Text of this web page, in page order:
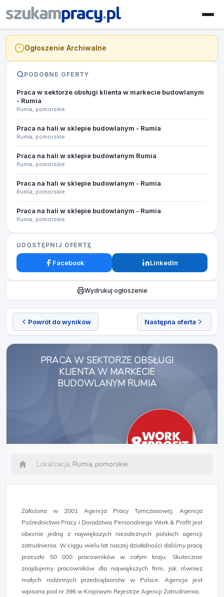
Powrót do wyników Następna oferta
PRACA W SEKTORZE OBSŁUGI
KLIENTA W MARKECIE
BUDOWLANYM RUMIA
Lokalizacja: Rumia, pomorskie
Założona w 2001 Agencja Pracy Tymczasowej, Agencja
Pośrednictwa Pracy i Doradztwa Personalnego Work & Profit jest
obecnie jedną z największych niezależnych polskich agencji
zatrudnienia. W ciągu wielu lat naszej działalności daliśmy pracę
przeszło 50 000 pracowników w całym kraju. Skutecznie
znajdujemy pracowników dla największych firm, jak również
małych rodzinnych przedsiębiorstw w Polsce. Agencja jest
wpisana pod nr 396 w Krajowym Rejestrze Agencji Zatrudnienia.
Ogłoszenie Archiwalne
PODOBNE OFERTY
Praca w sektorze obsługi klienta w markecie budowlanym
- Rumia
Rumia, pomorskie
Praca na hali w sklepie budowlanym - Rumia
Rumia, pomorskie
Praca na hali w sklepie budowlanym Rumia
Rumia, pomorskie
Praca na hali w sklepie budowlanym - Rumia
Rumia, pomorskie
Praca na hali w sklepie budowlanym - Rumia
Rumia, pomorskie
UDOSTĘPNIJ OFERTĘ
Facebook LinkedIn
Wydrukuj ogłoszenie